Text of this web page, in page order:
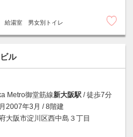
給湯室 男女別トイレ
ル
Metro御堂筋線新大阪駅 / 徒歩7分
2007年3月 / 8階建
大阪市淀川区西中島３丁目